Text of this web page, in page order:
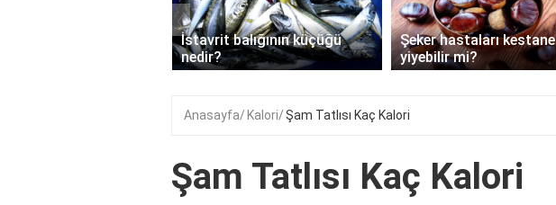
İstavrit balığının küçüğü
nedir?
Şeker hastaları kestane
yiyebilir mi?
‹
Anasayfa Kalori Şam Tatlısı Kaç Kalori
Şam Tatlısı Kaç Kalori